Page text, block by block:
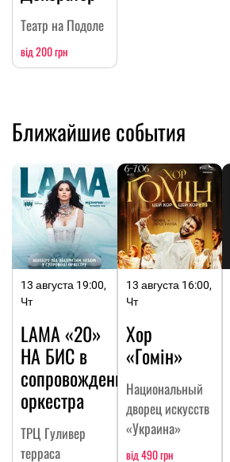
Театр на Подоле
від 200 грн
Ближайшие события
13 августа 19:00,
Чт
LAMA «20»
НА БИC в
сопровождении
оркестра
ТРЦ Гуливер
терраса
13 августа 16:00,
Чт
Хор
«Гомін»
Национальный
дворец искусств
«Украина»
від 490 грн